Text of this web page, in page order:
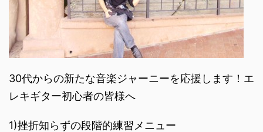
30代からの新たな音楽ジャーニーを応援します！エ
レキギター初心者の皆様へ
1)挫折知らずの段階的練習メニュー